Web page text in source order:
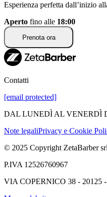
Esperienza perfetta dall’inizio
Aperto fino alle 18:00
Prenota ora
Contatti
[email protected]
DAL LUNEDÌ AL VENERDÌ
Note legaliPrivacy e Cookie
© 2025 Copyright ZetaBarber srl
P.IVA 12526760967
VIA COPERNICO 38 -